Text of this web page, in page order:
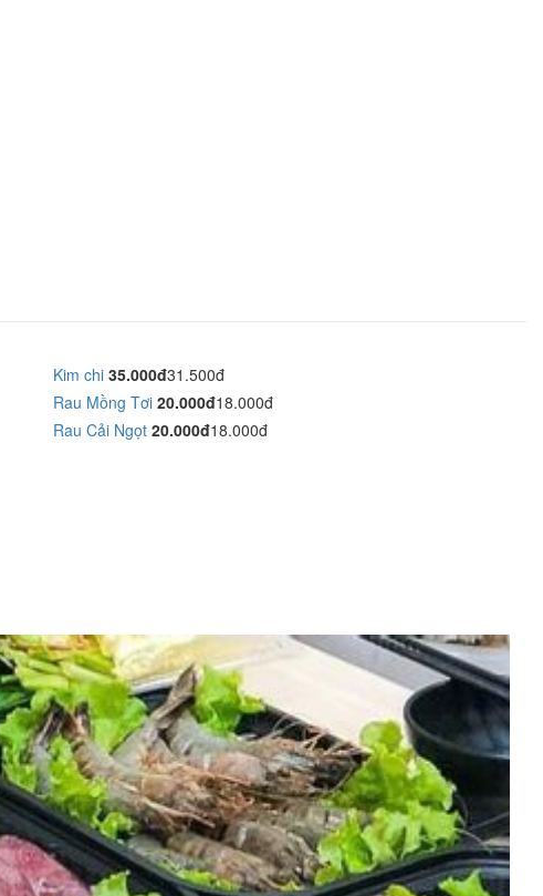
Kim chi 35.000đ31.500đ
Rau Mồng Tơi 20.000đ18.000đ
Rau Cải Ngọt 20.000đ18.000đ